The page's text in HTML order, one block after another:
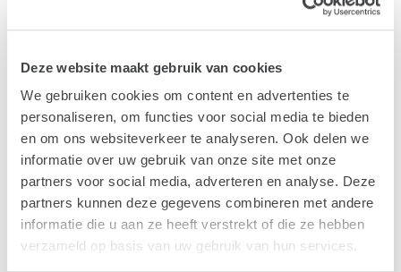
Deze website maakt gebruik van cookies
We gebruiken cookies om content en advertenties te
personaliseren, om functies voor social media te bieden
en om ons websiteverkeer te analyseren. Ook delen we
informatie over uw gebruik van onze site met onze
partners voor social media, adverteren en analyse. Deze
partners kunnen deze gegevens combineren met andere
informatie die u aan ze heeft verstrekt of die ze hebben
verzameld op basis van uw gebruik van hun services.
Voor meer informatie kun je contact opnemen met de
afdeling Alkmaar-IJmond via:alkmaar-
Vond je dit interessant?
Ontvang de nieuwste ontwikkelingen eenvoudig via
e-mail?